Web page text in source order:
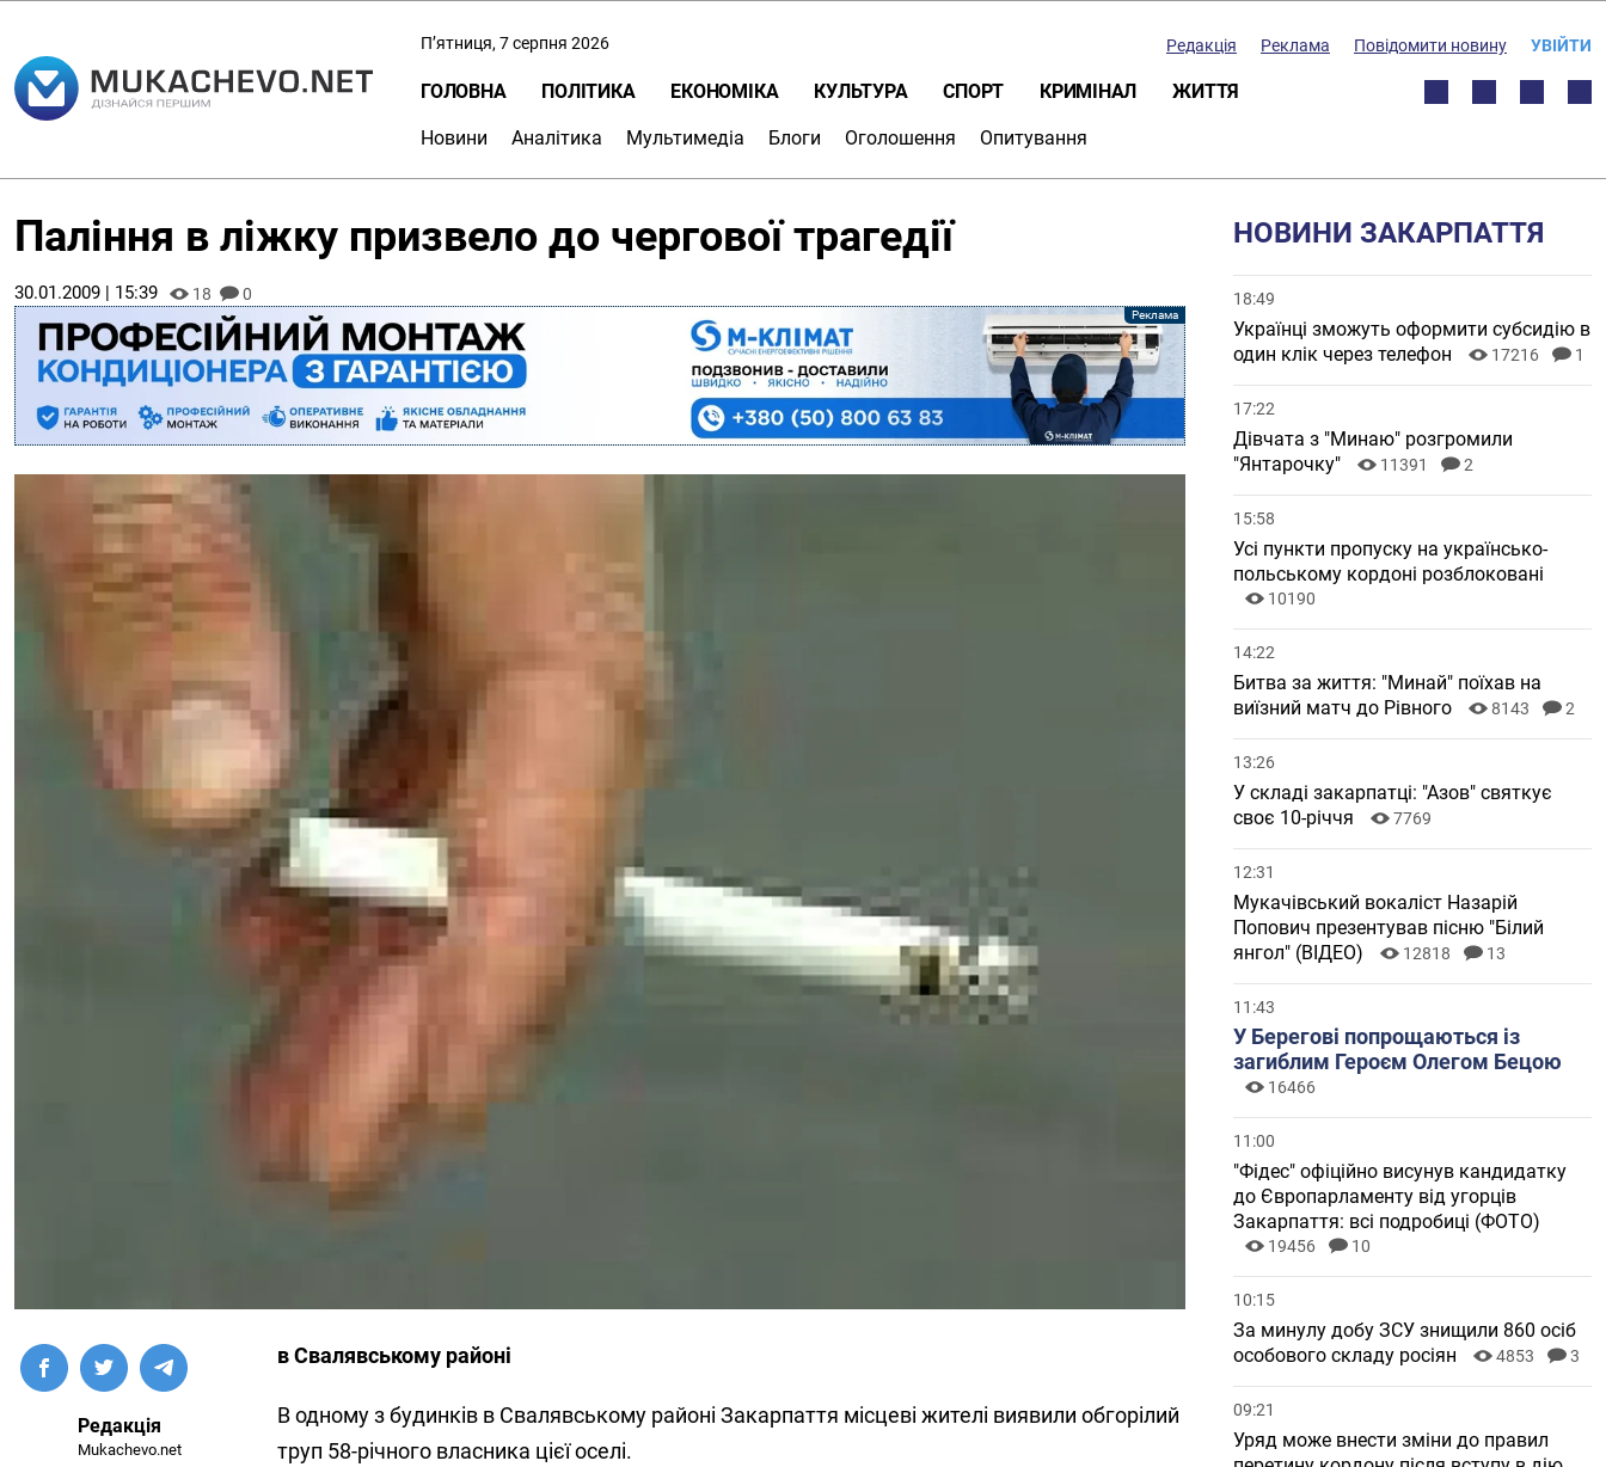
П’ятниця, 7 серпня 2026 Редакція Реклама Повідомити новину УВІЙТИ
ГОЛОВНА ПОЛІТИКА ЕКОНОМІКА КУЛЬТУРА СПОРТ КРИМІНАЛ ЖИТТЯ
Новини Аналітика Мультимедіа Блоги Оголошення Опитування
Паління в ліжку призвело до чергової трагедії
30.01.2009 | 15:39 18 0
Редакція
Mukachevo.net
в Свалявському районі
В одному з будинків в Свалявському районі Закарпаття місцеві жителі виявили обгорілий
труп 58-річного власника цієї оселі.
НОВИНИ ЗАКАРПАТТЯ
18:49
Українці зможуть оформити субсидію в
один клік через телефон
17216 1
17:22
Дівчата з "Минаю" розгромили
"Янтарочку"
11391 2
15:58
Усі пункти пропуску на українсько-
польському кордоні розблоковані
10190
14:22
Битва за життя: "Минай" поїхав на
виїзний матч до Рівного
8143 2
13:26
У складі закарпатці: "Азов" святкує
своє 10-річчя
7769
12:31
Мукачівський вокаліст Назарій
Попович презентував пісню "Білий
янгол" (ВІДЕО)
12818 13
11:43
У Берегові попрощаються із
загиблим Героєм Олегом Бецою
16466
11:00
"Фідес" офіційно висунув кандидатку
до Європарламенту від угорців
Закарпаття: всі подробиці (ФОТО)
19456 10
10:15
За минулу добу ЗСУ знищили 860 осіб
особового складу росіян
4853 3
09:21
Уряд може внести зміни до правил